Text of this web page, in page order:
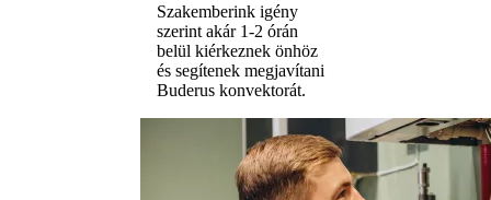
Szakemberink igény
szerint akár 1-2 órán
belül kiérkeznek önhöz
és segítenek megjavítani
Buderus konvektorát.